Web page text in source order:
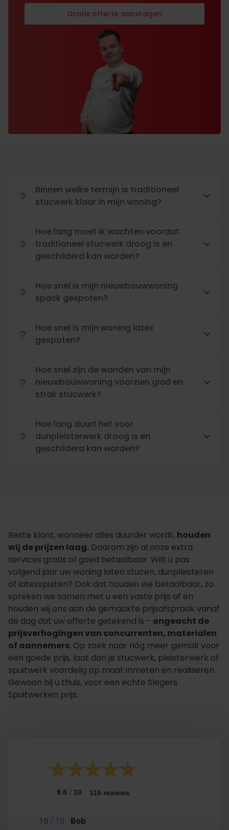
Gratis offerte aanvragen
Binnen welke termijn is traditioneel
stucwerk klaar in mijn woning?
Hoe lang moet ik wachten voordat
traditioneel stucwerk droog is en
geschilderd kan worden?
Hoe snel is mijn nieuwbouwwoning
spack gespoten?
Hoe snel is mijn woning latex
gespoten?
Hoe snel zijn de wanden van mijn
nieuwbouwwoning voorzien glad en
strak stucwerk?
Hoe lang duurt het voor
dunpleisterwerk droog is en
geschilderd kan worden?
Beste klant, wanneer alles duurder wordt, houden
wij de prijzen laag. Daarom zijn al onze extra
services gratis of goed betaalbaar. Wilt u pas
volgend jaar uw woning laten stucen, dunpleisteren
of latexspuiten? Ook dat houden we betaalbaar, zo
spreken we samen met u een vaste prijs af en
houden wij ons aan de gemaakte prijsafspraak vanaf
de dag dat uw offerte getekend is - ongeacht de
prijsverhogingen van concurrenten, materialen
of aannemers. Op zoek naar nóg meer gemak voor
een goede prijs, laat dan je stucwerk, pleisterwerk of
spuitwerk voordelig op maat inmeten en realiseren.
Gewoon bij u thuis, voor een echte Slegers
Spuitwerken prijs.
9.8 / 10 116 reviews
10/ 10 Bob